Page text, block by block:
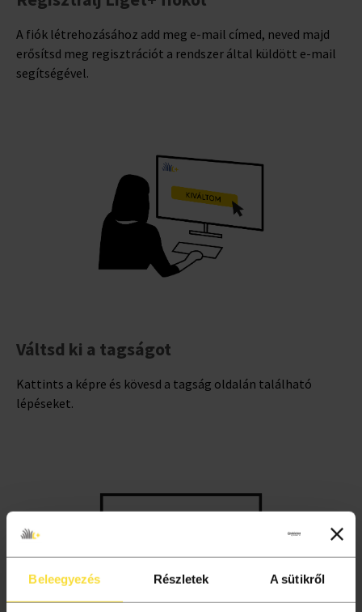
Beleegyezés Részletek A sütikről
A fiók létrehozásához add meg e-mail címed, neved majd
erősítsd meg regisztrációt a rendszer által küldött e-mail
segítségével.
Váltsd ki a tagságot
Kattints a képre és kövesd a tagság oldalán található
lépéseket.